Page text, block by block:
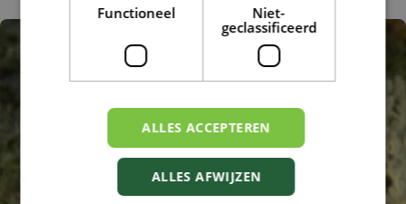
Functioneel
Niet-
geclassificeerd
ALLES ACCEPTEREN
ALLES AFWIJZEN